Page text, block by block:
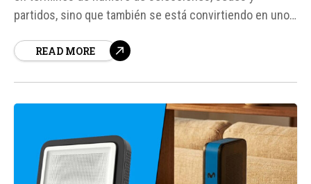
partidos, sino que también se está convirtiendo en uno
FIFA hasta la fecha. Con 48 equipos, 104 encuentros y
READ MORE